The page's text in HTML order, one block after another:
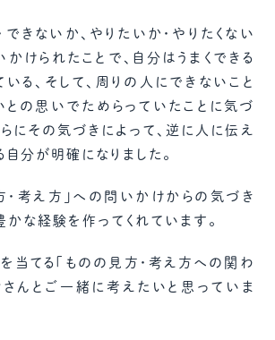
できないか、やりたいか・やりたくない
かけられたことで、自分はうまくできる
いる、そして、周りの人にできないこと
との思いでためらっていたことに気づ
らにその気づきによって、逆に人に伝え
分が明確になりました。
・考え方」への問いかけからの気づき
かな経験を作ってくれています。
当てる「ものの見方・考え方への関わ
さんとご一緒に考えたいと思っていま